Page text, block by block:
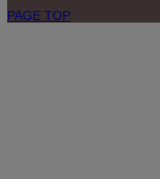
PAGE TOP